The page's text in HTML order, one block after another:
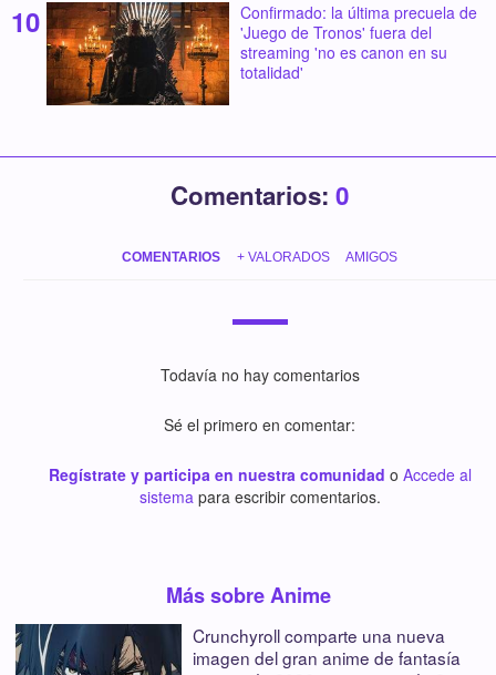
Confirmado: la última precuela de
'Juego de Tronos' fuera del
streaming 'no es canon en su
totalidad'
Comentarios: 0
COMENTARIOS + VALORADOS AMIGOS
Todavía no hay comentarios
Sé el primero en comentar:
Regístrate y participa en nuestra comunidad o Accede al
sistema para escribir comentarios.
Más sobre Anime
Crunchyroll comparte una nueva
imagen del gran anime de fantasía